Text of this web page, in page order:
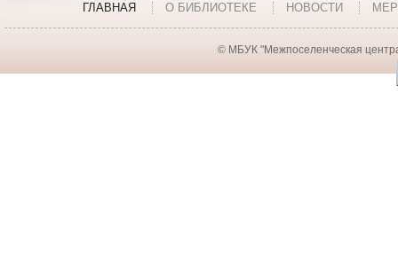
ГЛАВНАЯ О БИБЛИОТЕКЕ НОВОСТИ
© МБУК "Межпоселенческая